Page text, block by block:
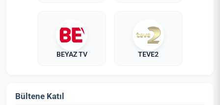
BEYAZ TV TEVE2
Bültene Katıl